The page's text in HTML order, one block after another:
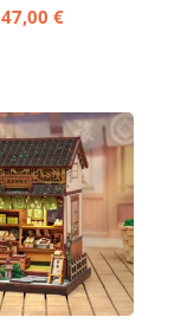
47,00 €